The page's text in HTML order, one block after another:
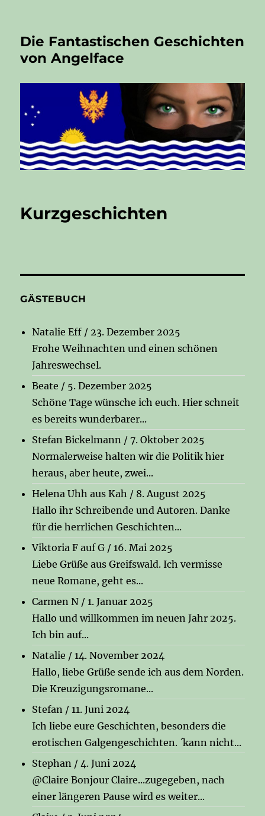
Die Fantastischen Geschichten
von Angelface
Kurzgeschichten
GÄSTEBUCH
Natalie Eff / 23. Dezember 2025
Frohe Weihnachten und einen schönen
Jahreswechsel.
Beate / 5. Dezember 2025
Schöne Tage wünsche ich euch. Hier schneit
es bereits wunderbarer...
Stefan Bickelmann /7. Oktober 2025
Normalerweise halten wir die Politik hier
heraus, aber heute, zwei...
Helena Uhh aus Kah / 8. August 2025
Hallo ihr Schreibende und Autoren. Danke
für die herrlichen Geschichten...
Viktoria F auf G /16. Mai 2025
Liebe Grüße aus Greifswald. Ich vermisse
neue Romane, geht es...
Carmen N /1. Januar 2025
Hallo und willkommen im neuen Jahr 2025.
Ich bin auf...
Natalie /14. November 2024
Hallo, liebe Grüße sende ich aus dem Norden.
Die Kreuzigungsromane...
Stefan /11. Juni 2024
Ich liebe eure Geschichten, besonders die
erotischen Galgengeschichten. ´kann nicht...
Stephan / 4. Juni 2024
@Claire Bonjour Claire...zugegeben, nach
einer längeren Pause wird es weiter...